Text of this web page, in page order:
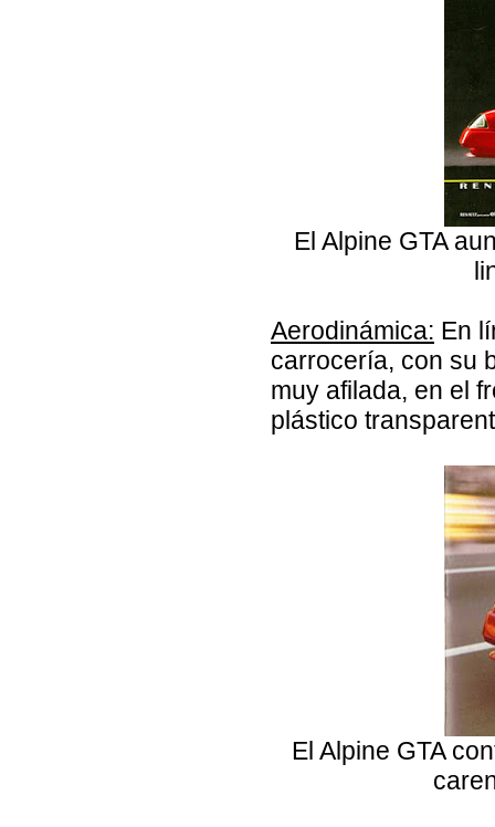
El Alpine GTA
Aerodinámica: En
carrocería, con su
muy afilada, en el
plástico
El Alpine GTA